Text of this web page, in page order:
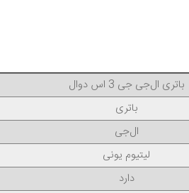
باتری ال‌جی جی 3 اس دوال
باتری
ال‌جی
لیتیوم یونی
دارد